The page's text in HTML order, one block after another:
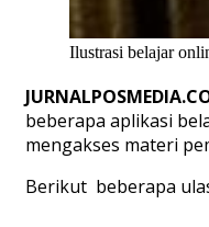
Ilustrasi belajar
beberapa aplikasi
mengakses materi
Berikut beberapa